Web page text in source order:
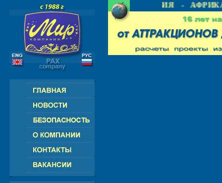
- ЕВРОПА - АМЕРИКА - АЗИЯ - АФРИКА